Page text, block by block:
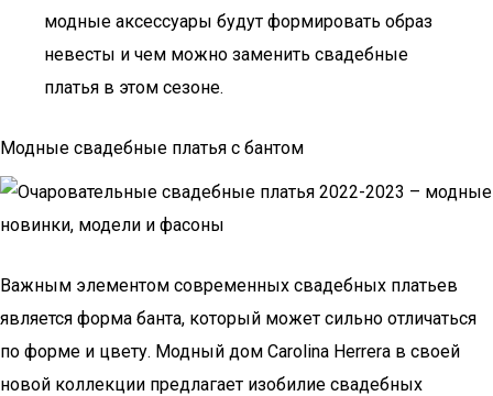
модные аксессуары будут формировать образ
невесты и чем можно заменить свадебные
платья в этом сезоне.
Модные свадебные платья с бантом
Важным элементом современных свадебных платьев
является форма банта, который может сильно отличаться
по форме и цвету. Модный дом Carolina Herrera в своей
новой коллекции предлагает изобилие свадебных